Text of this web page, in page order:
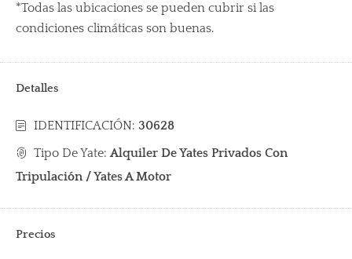
*Todas las ubicaciones se pueden cubrir si las
condiciones climáticas son buenas.
Detalles
IDENTIFICACIÓN: 30628
Tipo De Yate:Alquiler De Yates Privados Con
Tripulación / Yates A Motor
Precios